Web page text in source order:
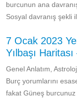
burcunun ana
Sosyal davranış şekli
7 Ocak 2023
Yılbaşı
Genel Anlatım,
Burç yorumlarını
fakat Güneş